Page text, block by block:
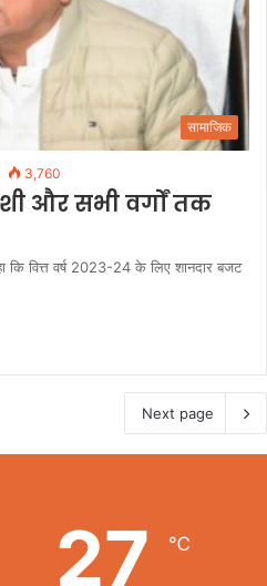
सामाजिक
3,760
और सभी वर्गों तक
कि वित्त वर्ष 2023-24 के लिए शानदार बजट
Next page
27 ℃